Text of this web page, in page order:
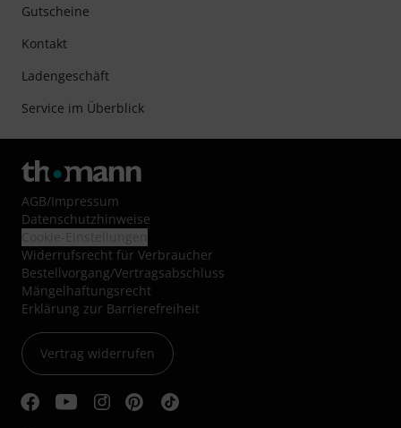
Gutscheine
Kontakt
Ladengeschäft
Service im Überblick
AGB/Impressum
Datenschutzhinweise
Widerrufsrecht für Verbraucher
Bestellvorgang/Vertragsabschluss
Mängelhaftungsrecht
Erklärung zur Barrierefreiheit
Vertrag widerrufen